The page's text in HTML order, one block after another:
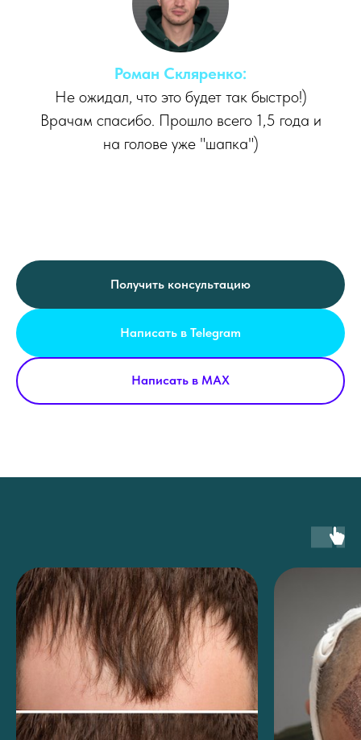
Роман Скляренко:
Не ожидал, что это будет так быстро!)
Врачам спасибо. Прошло всего 1,5 года и
на голове уже "шапка")
Получить консультацию
Написать в Telegram
Написать в MAX